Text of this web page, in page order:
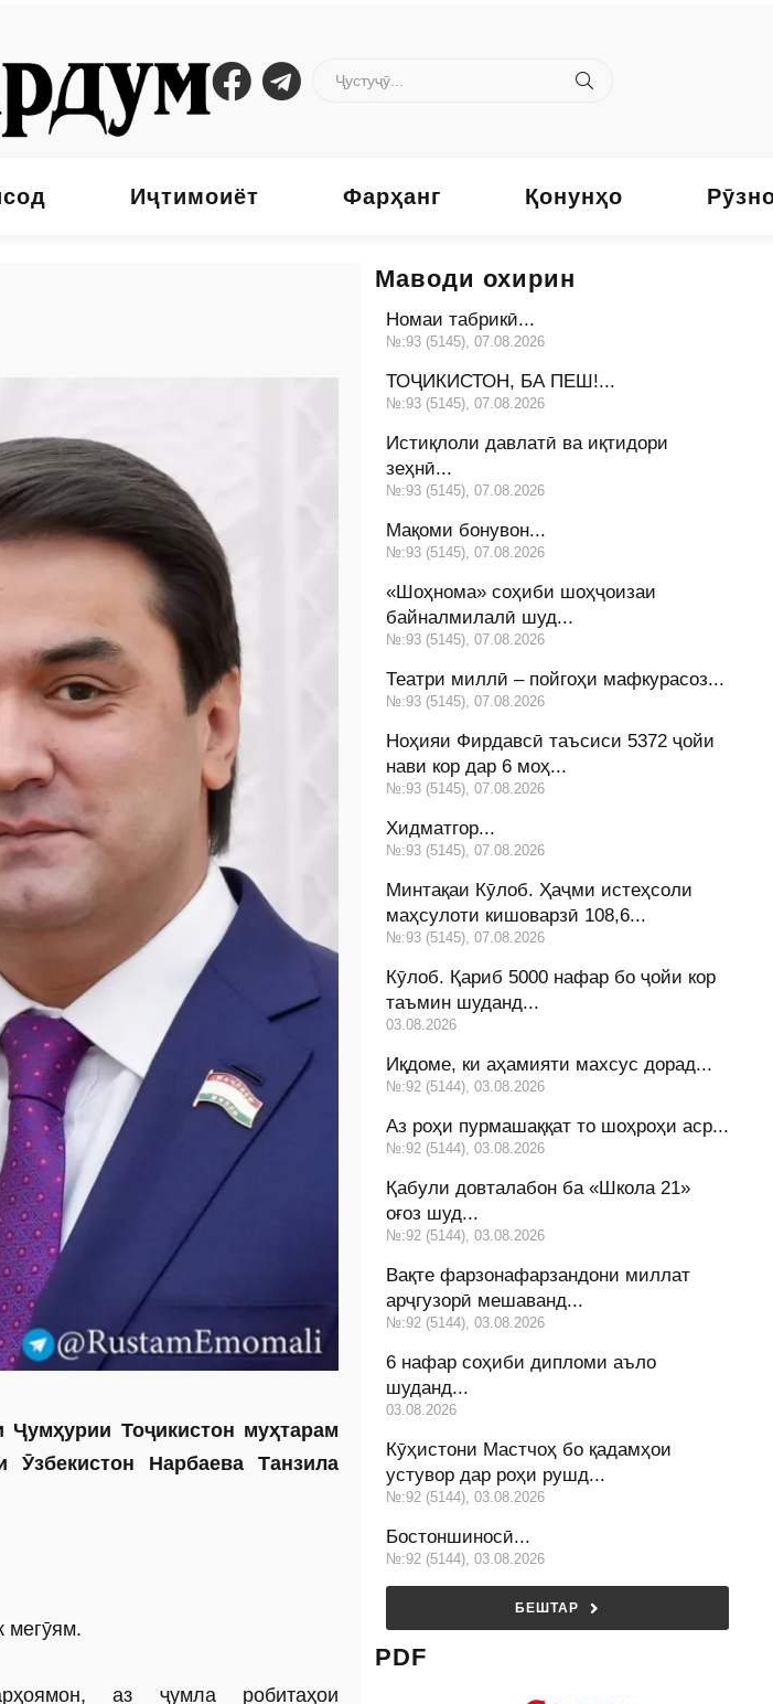
Иҷтимоиёт Фарҳанг Қонунҳо
Тоҷикистон муҳтарам
Нарбаева Танзила
мегӯям.
аз ҷумла робитаҳои
Маводи охирин
Номаи табрикӣ...
№:93 (5145), 07.08.2026
ТОҶИКИСТОН, БА ПЕШ!...
№:93 (5145), 07.08.2026
Истиқлоли давлатӣ ва иқтидори
зеҳнӣ...
№:93 (5145), 07.08.2026
Мақоми бонувон...
№:93 (5145), 07.08.2026
«Шоҳнома» соҳиби шоҳҷоизаи
байналмилалӣ шуд...
№:93 (5145), 07.08.2026
Театри миллӣ – пойгоҳи мафкурасоз...
№:93 (5145), 07.08.2026
Ноҳияи Фирдавсӣ таъсиси 5372 ҷойи
нави кор дар 6 моҳ...
№:93 (5145), 07.08.2026
Хидматгор...
№:93 (5145), 07.08.2026
Минтақаи Кӯлоб. Ҳаҷми истеҳсоли
маҳсулоти кишоварзӣ 108,6...
№:93 (5145), 07.08.2026
Кӯлоб. Қариб 5000 нафар бо ҷойи кор
таъмин шуданд...
03.08.2026
Иқдоме, ки аҳамияти махсус дорад...
№:92 (5144), 03.08.2026
Аз роҳи пурмашаққат то шоҳроҳи аср...
№:92 (5144), 03.08.2026
Қабули довталабон ба «Школа 21»
оғоз шуд...
№:92 (5144), 03.08.2026
Вақте фарзонафарзандони миллат
арҷгузорӣ мешаванд...
№:92 (5144), 03.08.2026
6 нафар соҳиби дипломи аъло
шуданд...
03.08.2026
Кӯҳистони Мастчоҳ бо қадамҳои
устувор дар роҳи рушд...
№:92 (5144), 03.08.2026
Бостоншиносӣ...
№:92 (5144), 03.08.2026
БЕШТАР
PDF